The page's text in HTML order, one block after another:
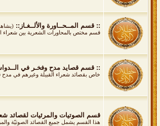
:: قسم المــحــاورة والألــغـاز:: (يشاهده 28
قسم مختص بالمحاورات الشعرية بين شعراء
:: قسم قصايد مدح وفخـر في
خاص بقصائد شعراء القبيلة وغيرهم في مدح
قسم الصوتيات والمرئيات لقصائد
هذا القسم يشمل جميع القصائد الصوتيّة